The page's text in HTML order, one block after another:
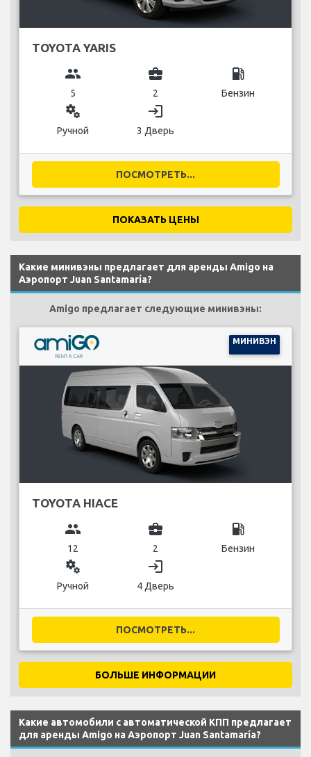
TOYOTA YARIS
group
5
business_center
2
local_gas_station
Бензин
miscellaneous_services
Ручной
login
3 Дверь
ПОСМОТРЕТЬ...
ПОКАЗАТЬ ЦЕНЫ
Какие минивэны предлагает для аренды Amigo на
Аэропорт Juan Santamaría?
Amigo предлагает следующие минивэны:
МИНИВЭН
TOYOTA HIACE
group
12
business_center
2
local_gas_station
Бензин
miscellaneous_services
Ручной
login
4 Дверь
ПОСМОТРЕТЬ...
БОЛЬШЕ ИНФОРМАЦИИ
Какие автомобили с автоматической КПП предлагает
для аренды Amigo на Аэропорт Juan Santamaría?